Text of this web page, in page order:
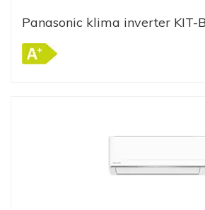
Panasonic klima inverter KIT-